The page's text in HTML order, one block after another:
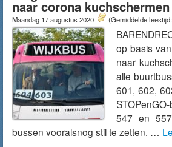
naar corona kuchschermen
Maandag 17 augustus 2020 (Gemiddelde
op basis
naar
alle
601, 602,
547 en
bussen vooralsnog stil te zetten. …